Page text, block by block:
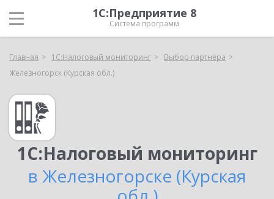
1С:Предприятие 8
Система программ
Главная 1С:Налоговый мониторинг
Выбор партнёра
Железногорск (Курская обл.)
1С:Налоговый мониторинг
в Железногорске (Курская